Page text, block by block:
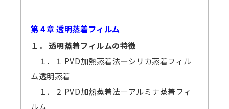
第４章 透明蒸着フィルム
１． 透明蒸着フィルムの特徴
１．１ PVD加熱蒸着法―シリカ蒸着フィル
ム透明蒸着
１．２ PVD加熱蒸着法―アルミナ蒸着フィ
ルム